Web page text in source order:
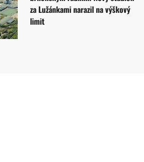
za Lužánkami narazil na výškový
limit